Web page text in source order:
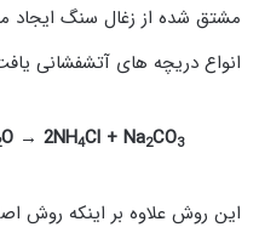
مشتق شده از زغال سنگ ایجاد
انواع دریچه های آتشفشانی
O → 2NH4Cl + Na2CO3
این روش علاوه بر اینکه روش